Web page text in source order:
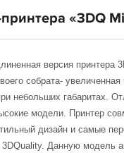
«3DQ
версия принтера
собрата-
небольших габаритах.
модели. Принтер
дизайн и самые
3DQuality. Данную модель